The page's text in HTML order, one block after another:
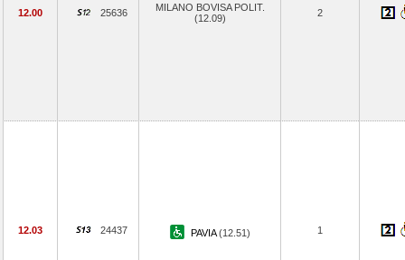
12.00 25636
MILANO BOVISA POLIT.
(12.09)
2
12.03 24437 PAVIA(12.51) 1